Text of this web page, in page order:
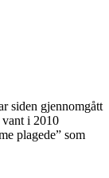
siden gjennomgått
i 2010
plagede” som